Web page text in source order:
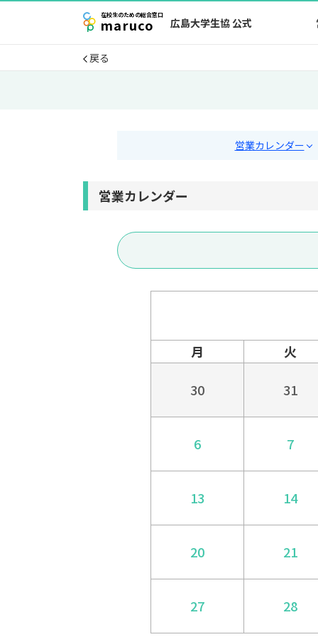
maruco
在校生のための総合窓口
広島大学生協 公式
戻る
営業カレンダー
営業カレンダー
月 火
30 31
6 7
13 14
20 21
27 28